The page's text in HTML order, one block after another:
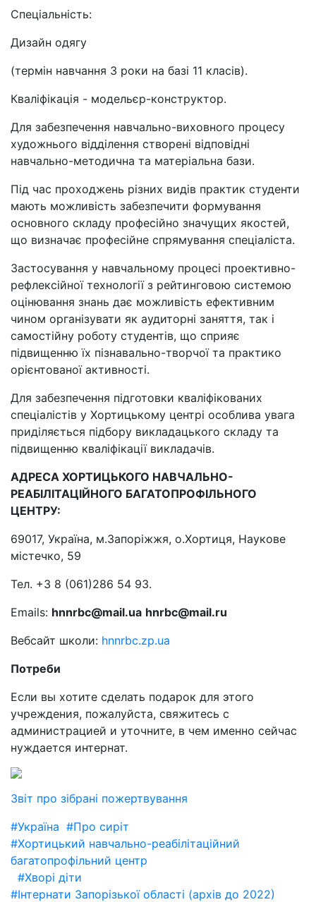
Спеціальність:
Дизайн одягу
(термін навчання 3 роки на базі 11 класів).
Кваліфікація - модельєр-конструктор.
Для забезпечення навчально-виховного процесу
художнього відділення створені відповідні
навчально-методична та матеріальна бази.
Під час проходжень різних видів практик студенти
мають можливість забезпечити формування
основного складу професійно значущих якостей,
що визначає професійне спрямування спеціаліста.
Застосування у навчальному процесі проективно-
рефлексійної технології з рейтинговою системою
оцінювання знань дає можливість ефективним
чином організувати як аудиторні заняття, так і
самостійну роботу студентів, що сприяє
підвищенню їх пізнавально-творчої та практико
орієнтованої активності.
Для забезпечення підготовки кваліфікованих
спеціалістів у Хортицькому центрі особлива увага
приділяється підбору викладацького складу та
підвищенню кваліфікації викладачів.
АДРЕСА ХОРТИЦЬКОГО НАВЧАЛЬНО-
РЕАБІЛІТАЦІЙНОГО БАГАТОПРОФІЛЬНОГО
ЦЕНТРУ:
69017, Україна, м.Запоріжжя, о.Хортиця, Наукове
містечко, 59
Тел. +3 8 (061)286 54 93.
Emails: hnnrbc@mail.ua hnrbc@mail.ru
Вебсайт школи: hnnrbc.zp.ua
Потреби
Если вы хотите сделать подарок для этого
учреждения, пожалуйста, свяжитесь с
администрацией и уточните, в чем именно сейчас
нуждается интернат.
Звіт про зібрані пожертвування
#Україна #Про сиріт
#Хортицький навчально-реабілітаційний
багатопрофільний центр
#Хворі діти
#Інтернати Запорізької області (архів до 2022)